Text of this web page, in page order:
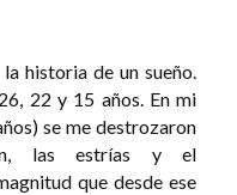
historia de un sueño.
22 y 15 años. En mi
se me destrozaron
las estrías y el
que desde ese